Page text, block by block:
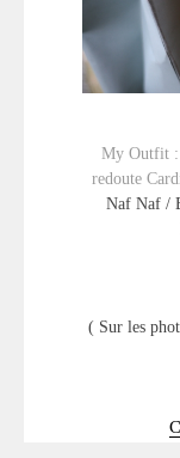
My Outfit :
redoute
Naf Naf /
( Sur les